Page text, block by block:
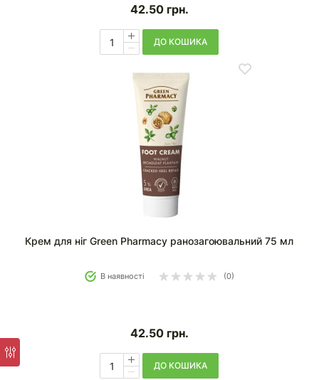
42.50 грн.
ДО КОШИКА
Крем для ніг Green Pharmacy ранозагоювальний 75 мл
В наявності (0)
42.50 грн.
ДО КОШИКА